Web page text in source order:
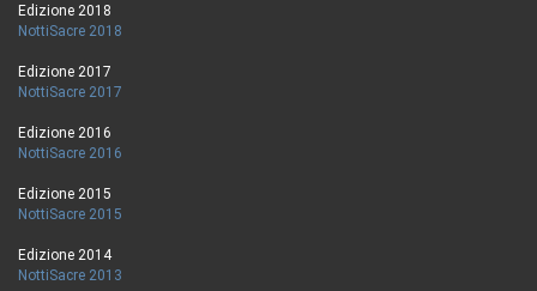
Edizione 2018
NottiSacre 2018
Edizione 2017
NottiSacre 2017
Edizione 2016
NottiSacre 2016
Edizione 2015
NottiSacre 2015
Edizione 2014
NottiSacre 2013